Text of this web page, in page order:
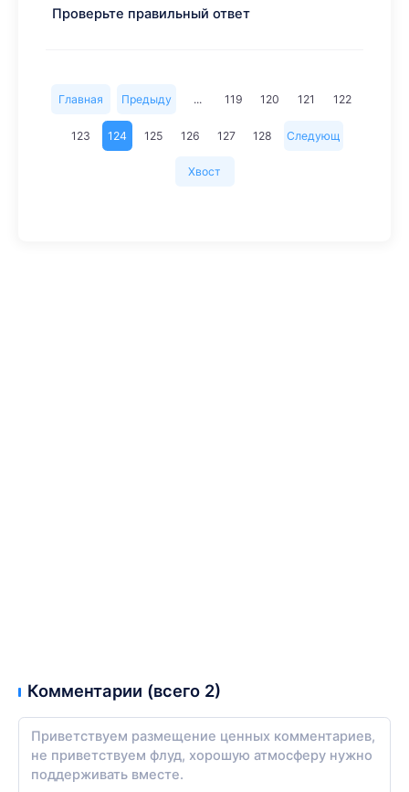
Проверьте правильный ответ
Главная Предыду
щая
... 119 120 121 122
123 124 125 126 127 128 Следующ
Хвост
Комментарии (всего 2)